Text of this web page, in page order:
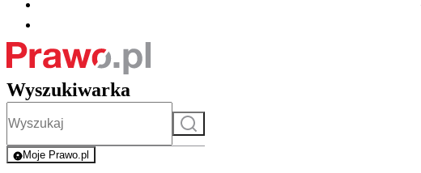
Wyszukiwarka
Szukaj
Moje Prawo.pl
- rejestracja i logowanie do serwisu